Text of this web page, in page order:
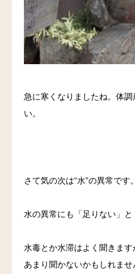
急に寒くなりましたね。体
い。
さて気の次は“水”の異常です。
水の異常にも「足りない」と
水毒とか水滞はよく聞きま
あまり聞かないかもしれませ